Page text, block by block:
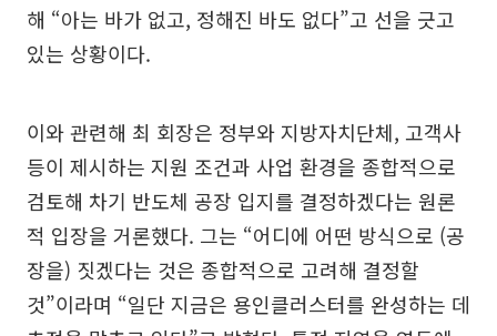
해 “아는 바가 없고, 정해진 바도 없다”고 선을 긋고
있는 상황이다.
이와 관련해 최 회장은 정부와 지방자치단체, 고객사
등이 제시하는 지원 조건과 사업 환경을 종합적으로
검토해 차기 반도체 공장 입지를 결정하겠다는 원론
적 입장을 거론했다. 그는 “어디에 어떤 방식으로 (공
장을) 짓겠다는 것은 종합적으로 고려해 결정할
것”이라며 “일단 지금은 용인클러스터를 완성하는 데